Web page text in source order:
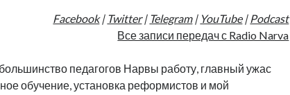
Facebook| Twitter| Telegram| YouTube| Podcast
Все записи передач с Radio Narva
педагогов Нарвы работу, главный ужас
обучение, установка реформистов и мой